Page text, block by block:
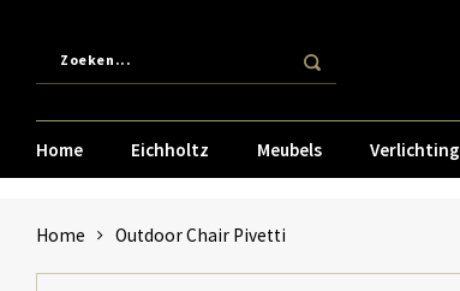
Home Eichholtz Meubels Verlichting
Home Outdoor Chair Pivetti